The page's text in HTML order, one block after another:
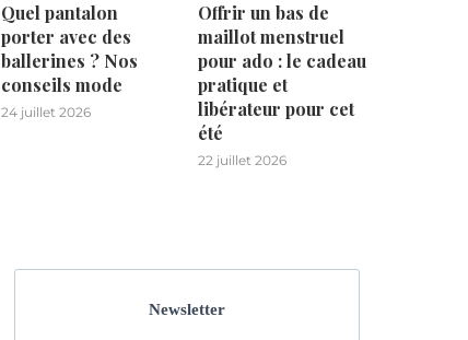
Quel pantalon
porter avec des
ballerines ? Nos
conseils mode
24 juillet 2026
Offrir un bas de
maillot menstruel
pour ado : le cadeau
pratique et
libérateur pour cet
été
22 juillet 2026
Newsletter